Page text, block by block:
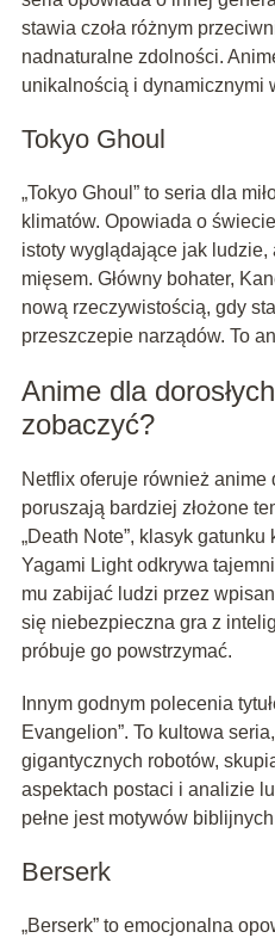
stawia czoła różnym
nadnaturalne zdolności.
unikalnością i dynamicznymi
Tokyo Ghoul
„Tokyo Ghoul” to seria dla
klimatów. Opowiada o
istoty wyglądające jak
mięsem. Główny bohater,
nową rzeczywistością, gdy
przeszczepie narządów. To
Anime dla
zobaczyć?
Netflix oferuje również anime
poruszają bardziej złożone
„Death Note”, klasyk
Yagami Light odkrywa
mu zabijać ludzi przez
się niebezpieczna gra z
próbuje go powstrzymać.
Innym godnym polecenia
Evangelion”. To kultowa
gigantycznych robotów,
aspektach postaci i analizie
pełne jest motywów
Berserk
„Berserk” to emocjonalna